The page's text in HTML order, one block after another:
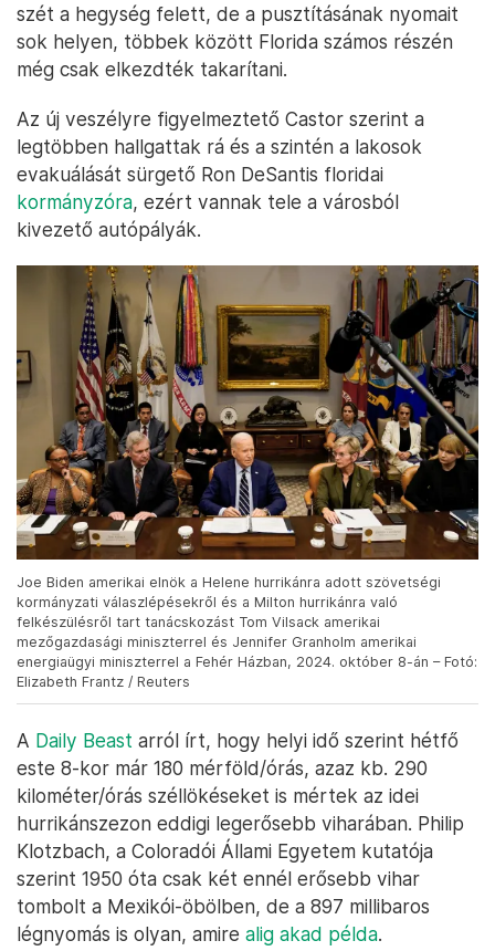
szét a hegység felett, de a pusztításának nyomait
sok helyen, többek között Florida számos részén
még csak elkezdték takarítani.
Az új veszélyre figyelmeztető Castor szerint a
legtöbben hallgattak rá és a szintén a lakosok
evakuálását sürgető Ron DeSantis floridai
kormányzóra, ezért vannak tele a városból
kivezető autópályák.
Joe Biden amerikai elnök a Helene hurrikánra adott szövetségi
kormányzati válaszlépésekről és a Milton hurrikánra való
felkészülésről tart tanácskozást Tom Vilsack amerikai
mezőgazdasági miniszterrel és Jennifer Granholm amerikai
energiaügyi miniszterrel a Fehér Házban, 2024. október 8-án – Fotó:
Elizabeth Frantz / Reuters
A Daily Beast arról írt, hogy helyi idő szerint hétfő
este 8-kor már 180 mérföld/órás, azaz kb. 290
kilométer/órás széllökéseket is mértek az idei
hurrikánszezon eddigi legerősebb viharában. Philip
Klotzbach, a Coloradói Állami Egyetem kutatója
szerint 1950 óta csak két ennél erősebb vihar
tombolt a Mexikói-öbölben, de a 897 millibaros
légnyomás is olyan, amire alig akad példa.